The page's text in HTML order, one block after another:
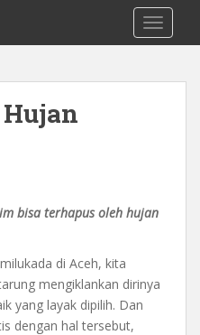
bisa terhapus oleh hujan
di Aceh, kita
mengiklankan dirinya
yang layak dipilih. Dan
dengan hal tersebut,